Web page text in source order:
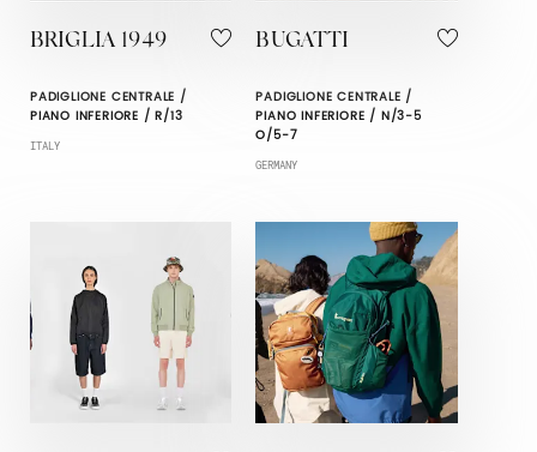
BRIGLIA 1949
PADIGLIONE CENTRALE /
PIANO INFERIORE / R/13
ITALY
BUGATTI
PADIGLIONE CENTRALE /
PIANO INFERIORE / N/3-5
O/5-7
GERMANY